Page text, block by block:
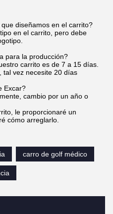
diseñamos en el carrito?
en el carrito, pero debe
para la producción?
carrito es de 7 a 15 días.
tal vez necesite 20 días
Excar?
cambio por un año o
le proporcionaré un
cómo arreglarlo.
carro de golf médico